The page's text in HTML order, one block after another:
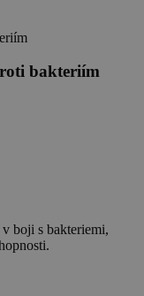
bakteriím
boji s bakteriemi,